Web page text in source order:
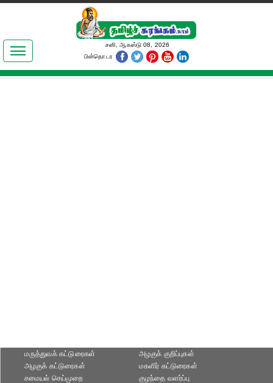
இலக்கியங்கள்
தமிழ் உலகம்
சனி, ஆகஸ்டு 08, 2026
பின்தொடர
மருத்துவக் கட்டுரைகள்
அழகுக் கட்டுரைகள்
அழகுக் குறிப்புகள்
மகளிர் கட்டுரைகள்
சமையல் செய்முறை
குழந்தை வளர்ப்பு